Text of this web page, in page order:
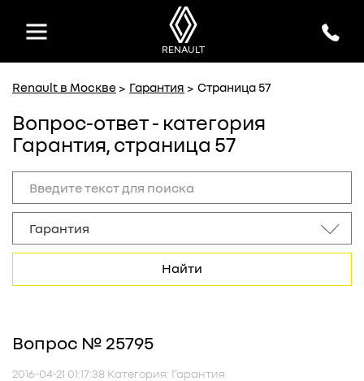
официальный дилер Renault
официальный дилер Renault
RENAULT
Renault в Москве Гарантия Страница 57
Вопрос-ответ - категория
Гарантия, страница 57
Найти
Вопрос № 25795
2016-04-21 01:17:38 Категория: Гарантия